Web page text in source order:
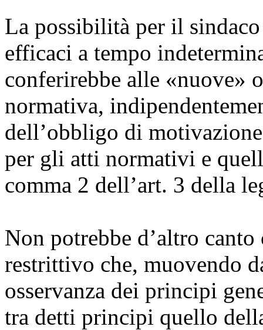
La possibilità per il
efficaci a tempo
conferirebbe alle «nuove»
normativa,
dell’obbligo di
per gli atti normativi e
comma 2 dell’art. 3 della
Non potrebbe d’altro
restrittivo che, muovendo
osservanza dei principi
tra detti principi quello